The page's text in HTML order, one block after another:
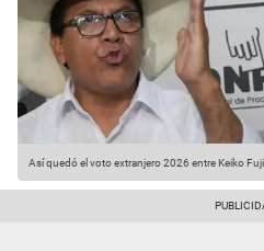
Así quedó el voto extranjero 2026 entre Keiko